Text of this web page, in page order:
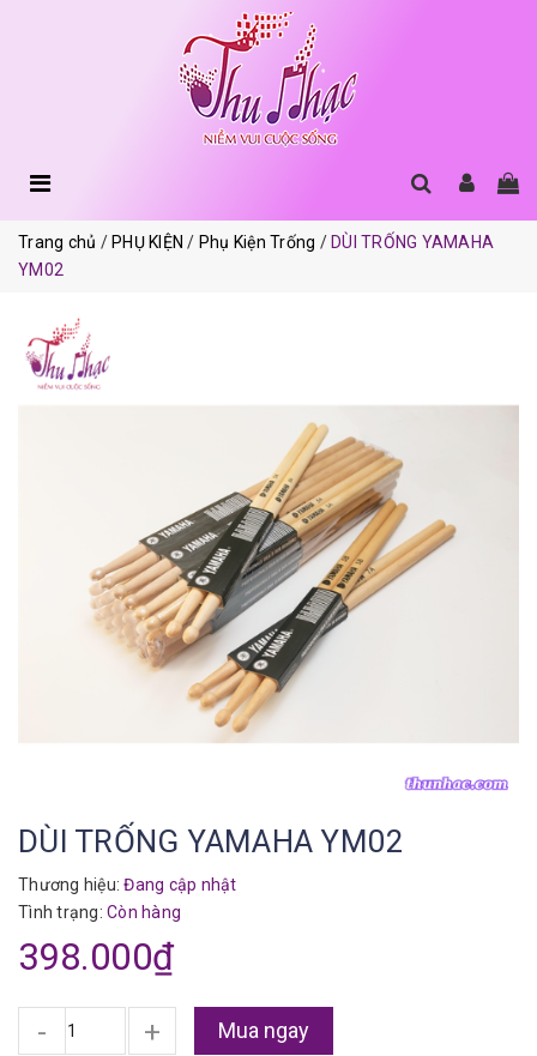
Trang chủ PHỤ KIỆN Phụ Kiện Trống
DÙI TRỐNG YAMAHA
YM02
DÙI TRỐNG YAMAHA YM02
Thương hiệu: Đang cập nhật
Tình trạng: Còn hàng
398.000₫
- + Mua ngay